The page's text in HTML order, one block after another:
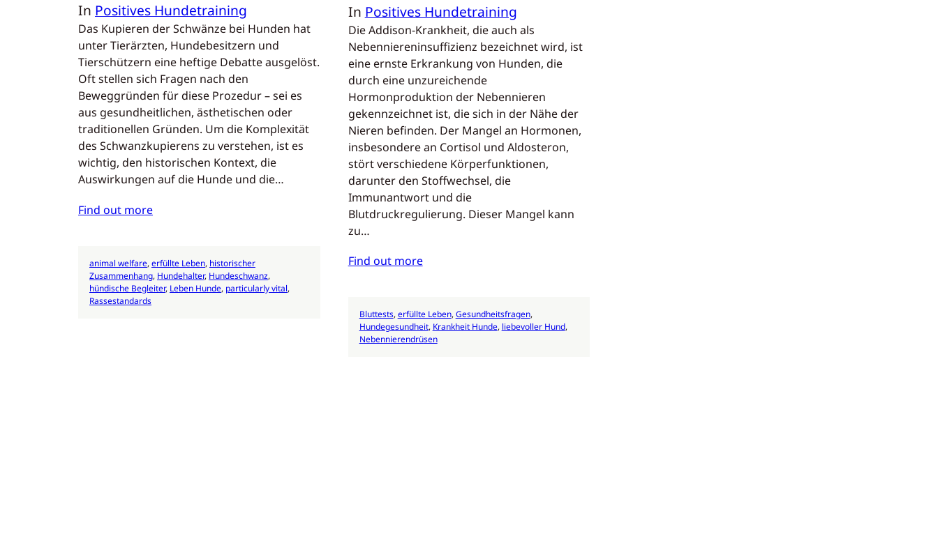
In Positives Hundetraining
Das Kupieren der Schwänze bei Hunden hat
unter Tierärzten, Hundebesitzern und
Tierschützern eine heftige Debatte ausgelöst.
Oft stellen sich Fragen nach den
Beweggründen für diese Prozedur – sei es
aus gesundheitlichen, ästhetischen oder
traditionellen Gründen. Um die Komplexität
des Schwanzkupierens zu verstehen, ist es
wichtig, den historischen Kontext, die
Auswirkungen auf die Hunde und die…
Find out more
animal welfare, erfüllte Leben, historischer
Zusammenhang, Hundehalter, Hundeschwanz
hündische Begleiter, Leben Hunde, particularly vital
Rassestandards
In Positives Hundetraining
Die Addison-Krankheit, die auch als
Nebenniereninsuffizienz bezeichnet wird, ist
eine ernste Erkrankung von Hunden, die
durch eine unzureichende
Hormonproduktion der Nebennieren
gekennzeichnet ist, die sich in der Nähe der
Nieren befinden. Der Mangel an Hormonen,
insbesondere an Cortisol und Aldosteron,
stört verschiedene Körperfunktionen,
darunter den Stoffwechsel, die
Immunantwort und die
Blutdruckregulierung. Dieser Mangel kann
zu…
Find out more
Bluttests, erfüllte Leben, Gesundheitsfragen
Hundegesundheit, Krankheit Hunde, liebevoller Hund
Nebennierendrüsen